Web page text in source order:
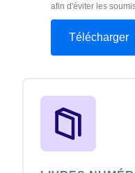
afin d'éviter les